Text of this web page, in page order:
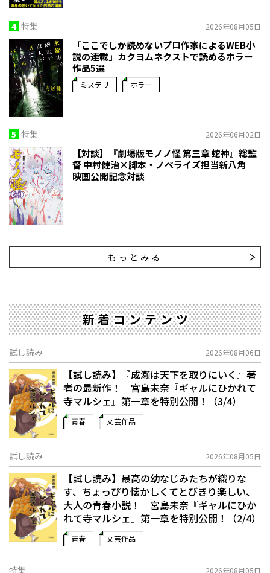
4 特集 2026年08月05日
「ここでしか読めないプロ作家によるWEB小
説の連載」――カクヨムネクストで読めるホラー
作品5選
ミステリ ホラー
5 特集 2026年06月02日
【対談】『劇場版モノノ怪 第三章 蛇神』総監
督 中村健治×脚本・ノベライズ担当新八角
映画公開記念対談
もっとみる
新着コンテンツ
試し読み 2026年08月06日
【試し読み】『成瀬は天下を取りにいく』著
者の最新作！ 宮島未奈『ギャルにひかれて
寺マルシェ』第一章を特別公開！（3/4）
青春 文芸作品
試し読み 2026年08月05日
【試し読み】最高の幼なじみたちが織りな
す、ちょっぴり懐かしくてとびきり楽しい、
大人の青春小説！ 宮島未奈『ギャルにひか
れて寺マルシェ』第一章を特別公開！（2/4）
青春 文芸作品
特集 2026年08月05日